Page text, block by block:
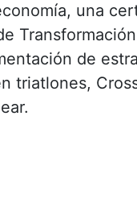
una
de
triatlones,